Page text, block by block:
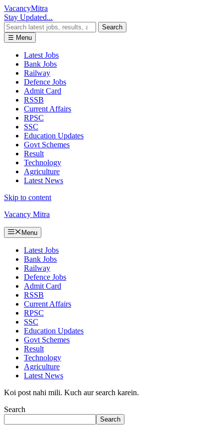
VacancyMitra
Stay Updated...
Search
☰ Menu
Latest Jobs
Bank Jobs
Railway
Defence Jobs
Admit Card
RSSB
Current Affairs
RPSC
SSC
Education Updates
Govt Schemes
Result
Technology
Agriculture
Latest News
Skip to content
Vacancy Mitra
Menu
Latest Jobs
Bank Jobs
Railway
Defence Jobs
Admit Card
RSSB
Current Affairs
RPSC
SSC
Education Updates
Govt Schemes
Result
Technology
Agriculture
Latest News
Koi post nahi mili. Kuch aur search karein.
Search
Search